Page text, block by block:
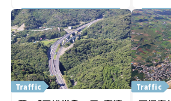
道路計画】
Traffic Traffic